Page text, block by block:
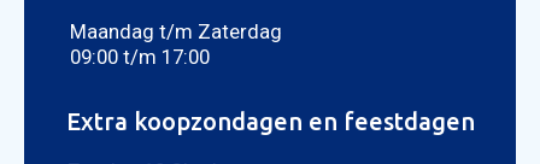
Selecteer uw foto
Maandag t/m Zaterdag
09:00 t/m 17:00
Extra koopzondagen en feestdagen